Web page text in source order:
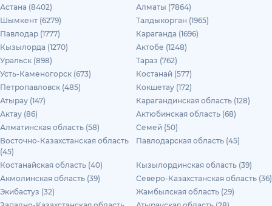
Астана (8402)
Алматы (7864)
Шымкент (6279)
Талдыкорган (1965)
Павлодар (1777)
Караганда (1696)
Кызылорда (1270)
Актобе (1248)
Уральск (898)
Тараз (762)
Усть-Каменогорск (673)
Костанай (577)
Петропавловск (485)
Кокшетау (172)
Атырау (147)
Карагандинская область (128)
Актау (86)
Актюбинская область (68)
Алматинская область (58)
Семей (50)
Восточно-Казахстанская область
(45)
Павлодарская область (45)
Костанайская область (40)
Кызылординская область (39)
Акмолинская область (39)
Северо-Казахстанская область (36)
Экибастуз (32)
Жамбылская область (29)